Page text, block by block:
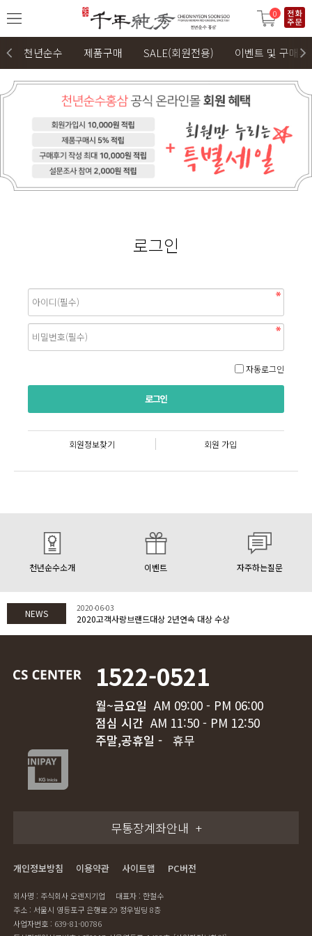
0
천년순수 제품구매 SALE(회원전용) 이벤트 및 구매후
로그인
자동로그인
회원정보찾기 회원 가입
천년순수소개 이벤트 자주하는질문
NEWS 2020-06-03
2020고객사랑브랜드대상 2년연속 대상 수상
1522-0521
월~금요일 AM 09:00 - PM 06:00
점심 시간 AM 11:50 - PM 12:50
주말,공휴일 -
휴무
무통장계좌안내
개인정보방침 이용약관 사이트맵 PC버전
회사명 : 주식회사 오렌지기업
대표자 : 한철수
주소 : 서울시 영등포구 은행로 29 정우빌딩 8층
사업자번호 : 639-81-00786